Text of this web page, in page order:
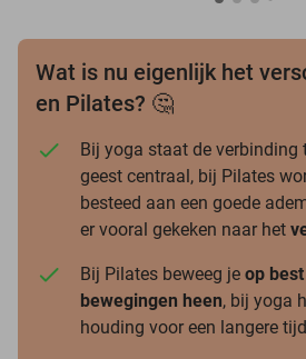
Wat is nu eigenlijk het
en Pilates? 🤔
Bij yoga staat de verbinding
geest centraal, bij Pilates
besteed aan een goede
er vooral gekeken naar het
Bij Pilates beweeg je op
bewegingen heen, bij yoga
houding voor een langere